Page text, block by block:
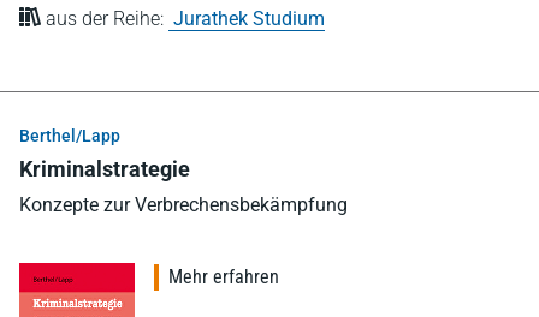
aus der Reihe: Jurathek Studium
Berthel/Lapp
Kriminalstrategie
Konzepte zur Verbrechensbekämpfung
Mehr erfahren